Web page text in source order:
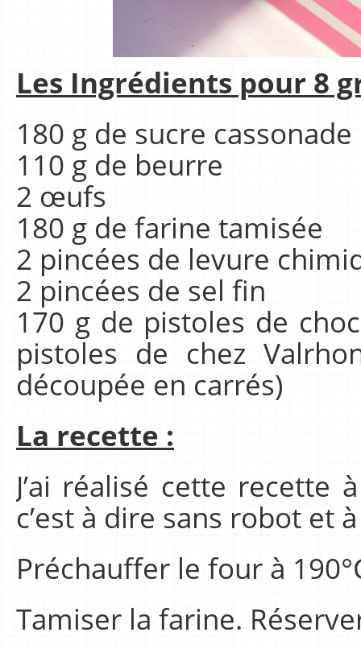
Les Ingrédients pour 8
180 g de sucre cassonade
110 g de beurre
2 œufs
180 g de farine tamisée
2 pincées de levure
2 pincées de sel fin
170 g de pistoles de
pistoles de chez
découpée en carrés)
La recette :
J’ai réalisé cette recette
c’est à dire sans robot et à
Préchauffer le four à
Tamiser la farine.